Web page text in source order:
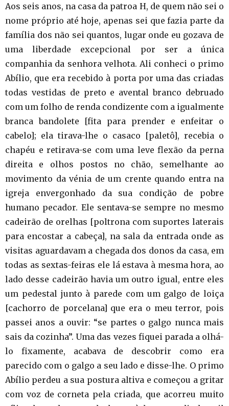
Aos seis anos, na casa da patroa H, de quem não sei o
nome próprio até hoje, apenas sei que fazia parte da
família dos não sei quantos, lugar onde eu gozava de
uma liberdade excepcional por ser a única
companhia da senhora velhota. Ali conheci o primo
Abílio, que era recebido à porta por uma das criadas
todas vestidas de preto e avental branco debruado
com um folho de renda condizente com a igualmente
branca bandolete [fita para prender e enfeitar o
cabelo]; ela tirava-lhe o casaco [paletô], recebia o
chapéu e retirava-se com uma leve flexão da perna
direita e olhos postos no chão, semelhante ao
movimento da vénia de um crente quando entra na
igreja envergonhado da sua condição de pobre
humano pecador. Ele sentava-se sempre no mesmo
cadeirão de orelhas [poltrona com suportes laterais
para encostar a cabeça], na sala da entrada onde as
visitas aguardavam a chegada dos donos da casa, em
todas as sextas-feiras ele lá estava à mesma hora, ao
lado desse cadeirão havia um outro igual, entre eles
um pedestal junto à parede com um galgo de loiça
[cachorro de porcelana] que era o meu terror, pois
passei anos a ouvir: “se partes o galgo nunca mais
sais da cozinha”. Uma das vezes fiquei parada a olhá-
lo fixamente, acabava de descobrir como era
parecido com o galgo a seu lado e disse-lhe. O primo
Abílio perdeu a sua postura altiva e começou a gritar
com voz de corneta pela criada, que acorreu muito